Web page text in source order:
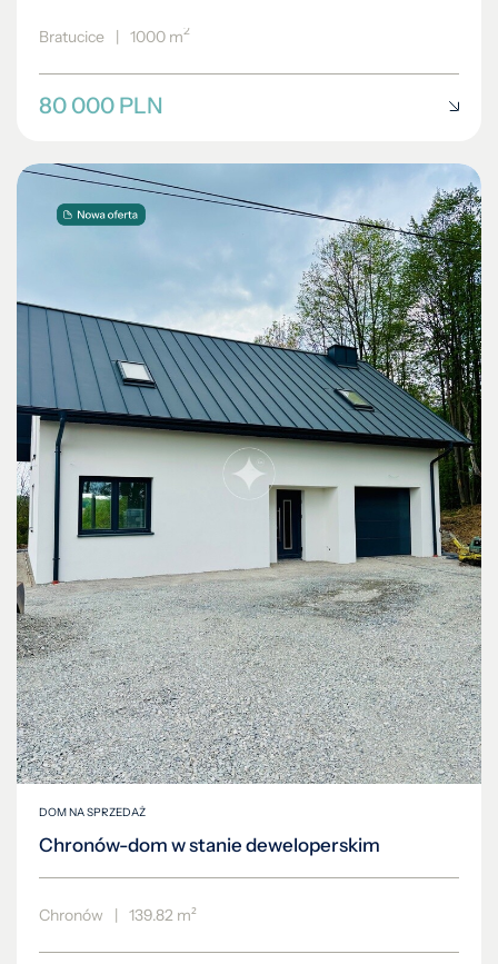
Bratucice 1000 m2
80 000 PLN
DOM NA SPRZEDAŻ
Chronów-dom w stanie deweloperskim
Chronów | 139.82 m²